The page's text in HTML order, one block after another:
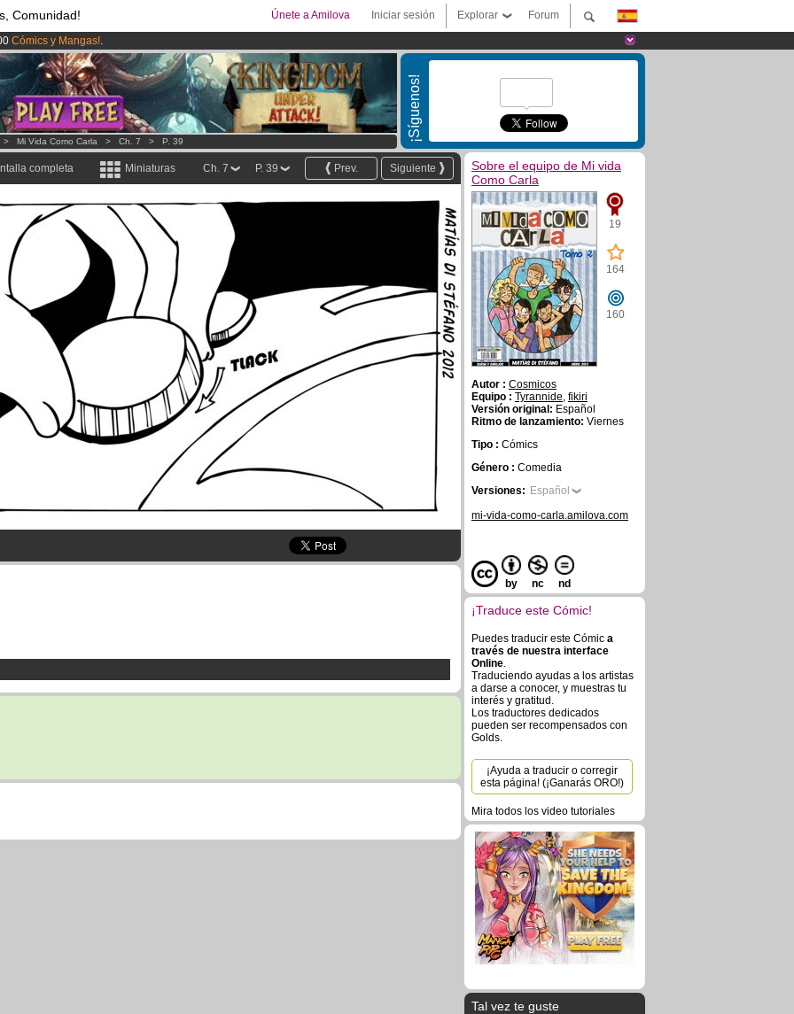
Comunidad! Forum
Explorar
Iniciar sesión
Únete a Amilova
Cómics y Mangas!.
al mes!Hazte Premium ya
lanzado!.
¡Síguenos!
> Mi Vida Como Carla > Ch. 7 > P. 39
completa Miniaturas Siguiente
Prev.
P. 39
Ch. 7
Sobre el equipo de Mi vida
Como Carla
19
164
160
Autor : Cosmicos
Equipo : Tyrannide, fikiri
Versión original: Español
Ritmo de lanzamiento: Viernes
Tipo : Cómics
Género : Comedia
Versiones: Español
mi-vida-como-carla.amilova.com
by nc nd
¡Traduce este Cómic!
Puedes traducir este Cómic a
través de nuestra interface
Online.
Traduciendo ayudas a los artistas
a darse a conocer, y muestras tu
interés y gratitud.
Los traductores dedicados
pueden ser recompensados con
Golds.
¡Ayuda a traducir o corregir
esta página! (¡Ganarás ORO!)
Mira todos los video tutoriales
Tal vez te guste